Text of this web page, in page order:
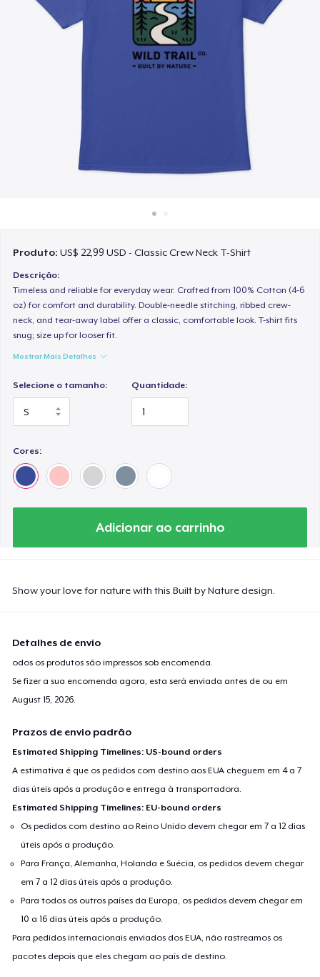
Venda em todo lugar
Venda qualquer coisa
Produto:US$ 22,99 USD - Classic Crew Neck T-Shirt
Descrição:
Timeless and reliable for everyday wear. Crafted from 100% Cotton (4-6
oz) for comfort and durability. Double-needle stitching, ribbed crew-
neck, and tear-away label offer a classic, comfortable look. T-shirt fits
snug; size up for looser fit.
Mostrar Mais Detalhes
Selecione o tamanho: Quantidade:
Cores:
Adicionar ao carrinho
Show your love for nature with this Built by Nature design.
Detalhes de envio
odos os produtos são impressos sob encomenda.
Se fizer a sua encomenda agora, esta será enviada antes de ou em
August 15, 2026
Prazos de envio padrão
Estimated Shipping Timelines: US-bound orders
A estimativa é que os pedidos com destino aos EUA cheguem em 4 a 7
dias úteis após a produção e entrega à transportadora.
Estimated Shipping Timelines: EU-bound orders
Os pedidos com destino ao Reino Unido devem chegar em 7 a 12 dias
úteis após a produção.
Para França, Alemanha, Holanda e Suécia, os pedidos devem chegar
em 7 a 12 dias úteis após a produção.
Para todos os outros países da Europa, os pedidos devem chegar em
10 a 16 dias úteis após a produção.
Para pedidos internacionais enviados dos EUA, não rastreamos os
pacotes depois que eles chegam ao país de destino.